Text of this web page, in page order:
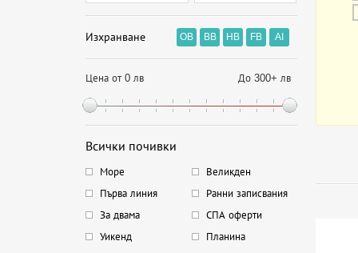
Изхранване OB BB HB FB AI
Цена от 0 лв До 300+ лв
Всички почивки
Море
Великден
Първа линия
Ранни записвания
За двама
СПА оферти
Уикенд
Планина